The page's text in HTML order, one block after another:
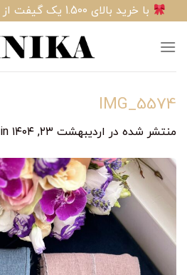
to
content
با خرید بالای 1.500 یک گیفت از پینیکا هدیه بگیرید
IMG_5574
منتشر شده در اردیبهشت ۲۳, ۱۴۰۴ in